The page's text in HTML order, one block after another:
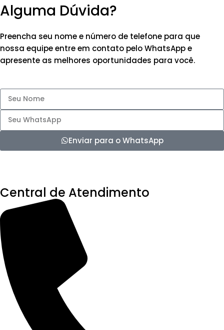
Alguma Dúvida?
Preencha seu nome e número de telefone para que
nossa equipe entre em contato pelo WhatsApp e
apresente as melhores oportunidades para você.
Enviar para o WhatsApp
Central de Atendimento